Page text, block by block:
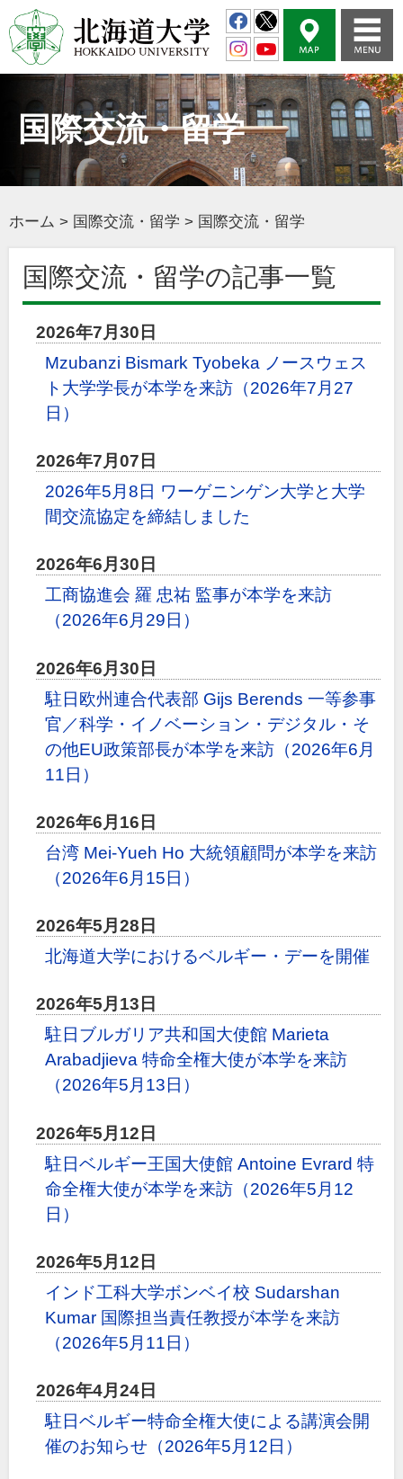
国際交流・留学
ホーム > 国際交流・留学 > 国際交流・留学
国際交流・留学の記事一覧
2026年7月30日
Mzubanzi Bismark Tyobeka ノースウェス
ト大学学長が本学を来訪（2026年7月27
日）
2026年7月07日
2026年5月8日 ワーゲニンゲン大学と大学
間交流協定を締結しました
2026年6月30日
工商協進会 羅 忠祐 監事が本学を来訪
（2026年6月29日）
2026年6月30日
駐日欧州連合代表部 Gijs Berends 一等参事
官／科学・イノベーション・デジタル・そ
の他EU政策部長が本学を来訪（2026年6月
11日）
2026年6月16日
台湾 Mei-Yueh Ho 大統領顧問が本学を来訪
（2026年6月15日）
2026年5月28日
北海道大学におけるベルギー・デーを開催
2026年5月13日
駐日ブルガリア共和国大使館 Marieta
Arabadjieva 特命全権大使が本学を来訪
（2026年5月13日）
2026年5月12日
駐日ベルギー王国大使館 Antoine Evrard 特
命全権大使が本学を来訪（2026年5月12
日）
2026年5月12日
インド工科大学ボンベイ校 Sudarshan
Kumar 国際担当責任教授が本学を来訪
（2026年5月11日）
2026年4月24日
駐日ベルギー特命全権大使による講演会開
催のお知らせ（2026年5月12日）